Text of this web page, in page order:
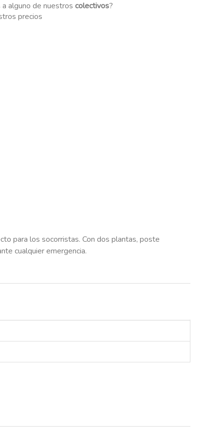
alguno de nuestroscolectivos?
precios
para los socorristas. Con dos plantas, poste
cualquier emergencia.